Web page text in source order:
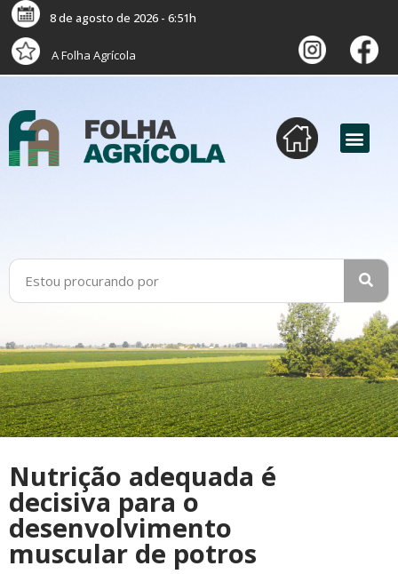
8 de agosto de 2026 - 6:51h
A Folha Agrícola
Nutrição adequada é
decisiva para o
desenvolvimento
muscular de potros